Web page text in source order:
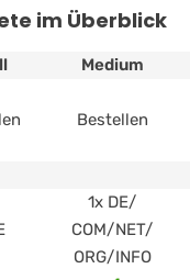
im Überblick
Medium
Bestellen
1x DE/
COM/NET/
ORG/INFO